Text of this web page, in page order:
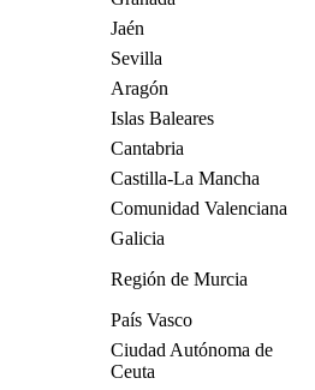
Jaén
Sevilla
Aragón
Islas Baleares
Cantabria
Castilla-La Mancha
Comunidad Valenciana
Galicia
Región de Murcia
País Vasco
Ciudad Autónoma de
Ceuta